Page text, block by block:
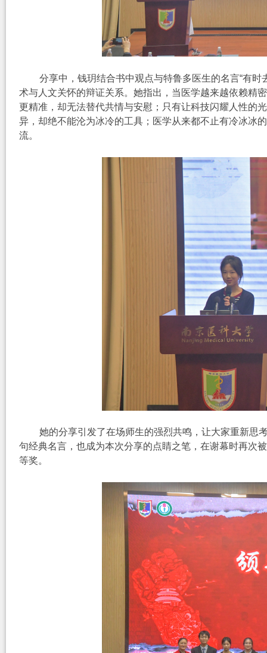
分享中，钱玥结合书中观点与特鲁多医生的名言“有时
术与人文关怀的辩证关系。她指出，当医学越来越依赖精
更精准，却无法替代共情与安慰；只有让科技闪耀人性的
异，却绝不能沦为冰冷的工具；医学从来都不止有冷冰冰
流。
她的分享引发了在场师生的强烈共鸣，让大家重新思
句经典名言，也成为本次分享的点睛之笔，在谢幕时再次
等奖。